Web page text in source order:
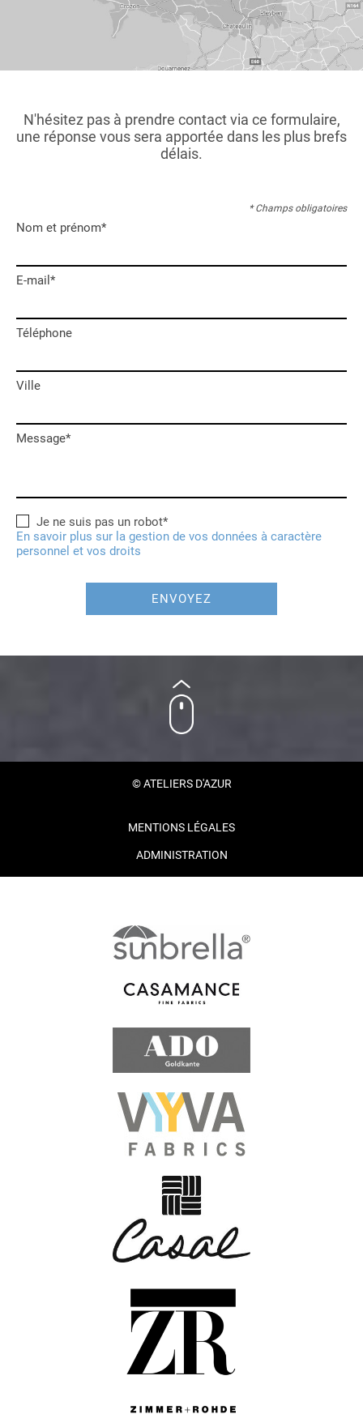
N'hésitez pas à prendre contact via ce formulaire,
une réponse vous sera apportée dans les plus brefs
délais.
* Champs obligatoires
Nom et prénom*
E-mail*
Téléphone
Ville
Message*
Je ne suis pas un robot*
En savoir plus sur la gestion de vos données à caractère
personnel et vos droits
ENVOYEZ
© ATELIERS D'AZUR
MENTIONS LÉGALES
ADMINISTRATION